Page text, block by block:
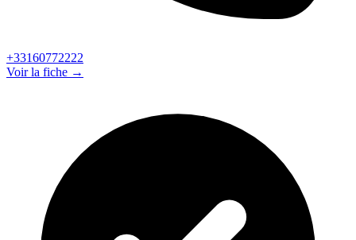
+33160772222
Voir la fiche →